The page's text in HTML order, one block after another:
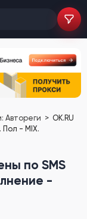
Автореги
OK.RU
Пол - MIX.
по SMS
-